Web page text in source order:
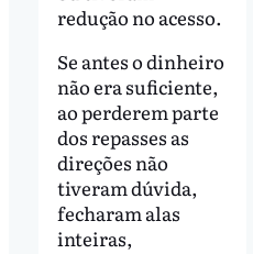
redução no acesso.
Se antes o dinheiro
não era suficiente,
ao perderem parte
dos repasses as
direções não
tiveram dúvida,
fecharam alas
inteiras,